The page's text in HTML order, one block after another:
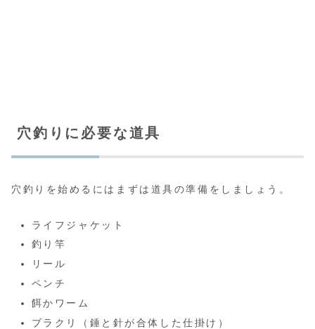
穴釣りに必要な道具
穴釣りを始めるにはまずは道具の準備をしましょう。
ライフジャケット
釣り竿
リール
ペンチ
餌かワーム
ブラクリ（錘と針が合体した仕掛け）